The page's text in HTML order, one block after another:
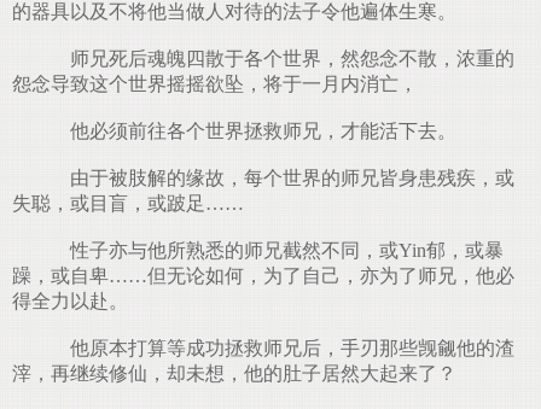
的器具以及不将他当做人对待的法子令他遍体生寒。
师兄死后魂魄四散于各个世界，然怨念不散，浓重的
怨念导致这个世界摇摇欲坠，将于一月内消亡，
他必须前往各个世界拯救师兄，才能活下去。
由于被肢解的缘故，每个世界的师兄皆身患残疾，或
失聪，或目盲，或跛足……
性子亦与他所熟悉的师兄截然不同，或Yin郁，或暴
躁，或自卑……但无论如何，为了自己，亦为了师兄，他必
得全力以赴。
他原本打算等成功拯救师兄后，手刃那些觊觎他的渣
滓，再继续修仙，却未想，他的肚子居然大起来了？